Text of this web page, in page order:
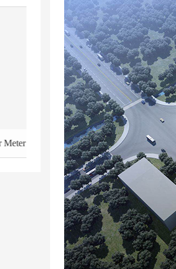
Meter Air Omboh Putar Plastik